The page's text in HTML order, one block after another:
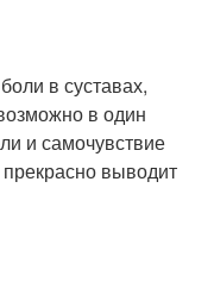
в суставах,
в один
и самочувствие
выводит